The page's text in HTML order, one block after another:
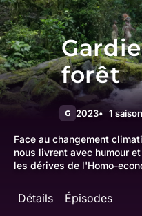
forêt
G 2023 1 saison
Face au changement
nous livrent avec humour
les dérives de l'Homo-
Détails Épisodes